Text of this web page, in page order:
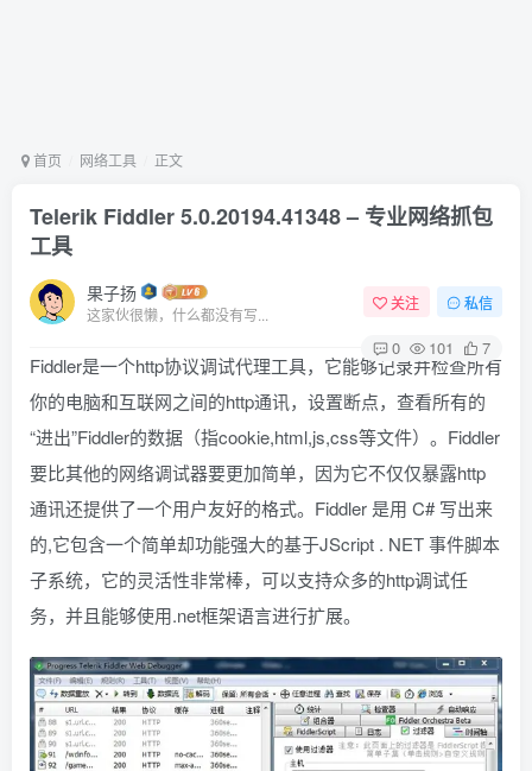
首页 网络工具 正文
Telerik Fiddler 5.0.20194.41348 – 专业网络抓包
工具
果子扬
这家伙很懒，什么都没有写...
关注 私信
0 101 7
Fiddler是一个http协议调试代理工具，它能够记录并检查所有
你的电脑和互联网之间的http通讯，设置断点，查看所有的
“进出”Fiddler的数据（指cookie,html,js,css等文件）。Fiddler
要比其他的网络调试器要更加简单，因为它不仅仅暴露http
通讯还提供了一个用户友好的格式。Fiddler 是用 C# 写出来
的,它包含一个简单却功能强大的基于JScript . NET 事件脚本
子系统，它的灵活性非常棒，可以支持众多的http调试任
务，并且能够使用.net框架语言进行扩展。